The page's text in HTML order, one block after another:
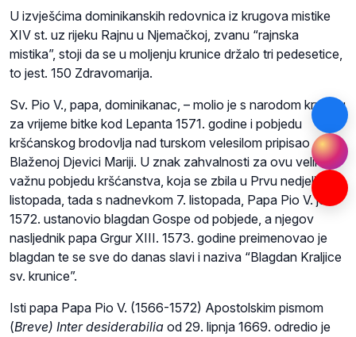
U izvješćima dominikanskih redovnica iz krugova mistike
XIV st. uz rijeku Rajnu u Njemačkoj, zvanu “rajnska
mistika”, stoji da se u moljenju krunice držalo tri pedesetice,
to jest. 150 Zdravomarija.
Sv. Pio V., papa, dominikanac, – molio je s narodom krunicu
za vrijeme bitke kod Lepanta 1571. godine i pobjedu
kršćanskog brodovlja nad turskom velesilom pripisao
Blaženoj Djevici Mariji. U znak zahvalnosti za ovu veliku i
važnu pobjedu kršćanstva, koja se zbila u Prvu nedjelju
listopada, tada s nadnevkom 7. listopada, Papa Pio V. je
1572. ustanovio blagdan Gospe od pobjede, a njegov
nasljednik papa Grgur XIII. 1573. godine preimenovao je
blagdan te se sve do danas slavi i naziva “Blagdan Kraljice
sv. krunice”.
Isti papa Papa Pio V. (1566-1572) Apostolskim pismom
(Breve) Inter desiderabilia od 29. lipnja 1669. odredio je